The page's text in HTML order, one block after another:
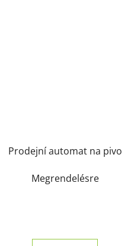
Prodejní automat na pivo
Megrendelésre